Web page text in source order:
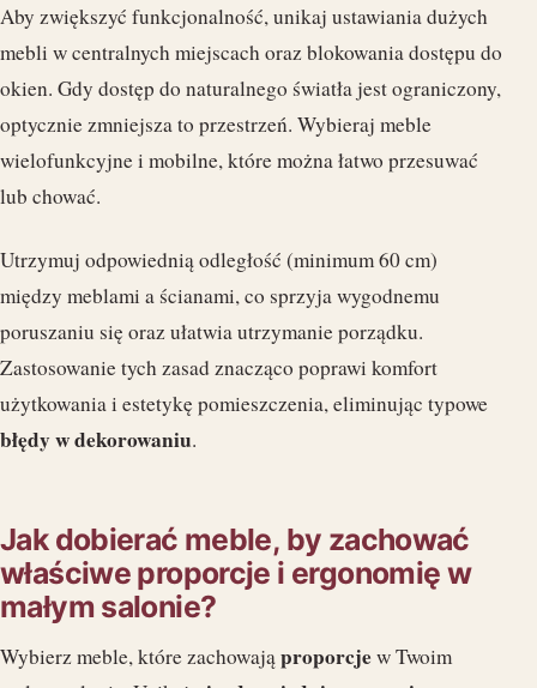
Aby zwiększyć funkcjonalność, unikaj ustawiania dużych
mebli w centralnych miejscach oraz blokowania dostępu do
okien. Gdy dostęp do naturalnego światła jest ograniczony,
optycznie zmniejsza to przestrzeń. Wybieraj meble
wielofunkcyjne i mobilne, które można łatwo przesuwać
lub chować.
Utrzymuj odpowiednią odległość (minimum 60 cm)
między meblami a ścianami, co sprzyja wygodnemu
poruszaniu się oraz ułatwia utrzymanie porządku.
Zastosowanie tych zasad znacząco poprawi komfort
użytkowania i estetykę pomieszczenia, eliminując typowe
błędy w dekorowaniu.
Jak dobierać meble, by zachować
właściwe proporcje i ergonomię w
małym salonie?
Wybierz meble, które zachowająproporcjew Twoim